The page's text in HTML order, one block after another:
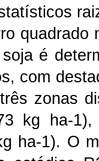
quadrado
é
com
zonas
kg ha-
ha-1). O